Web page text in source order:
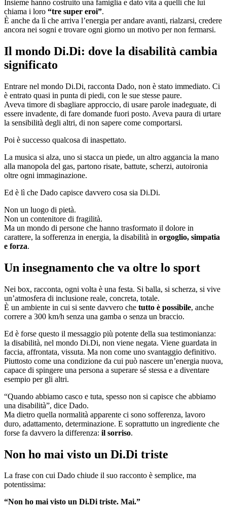
Insieme hanno costruito una famiglia e dato vita a quelli che lui
chiama i loro “tre super eroi”.
È anche da lì che arriva l’energia per andare avanti, rialzarsi, credere
ancora nei sogni e trovare ogni giorno un motivo per non fermarsi.
Il mondo Di.Di: dove la disabilità cambia
significato
Entrare nel mondo Di.Di, racconta Dado, non è stato immediato. Ci
è entrato quasi in punta di piedi, con le sue stesse paure.
Aveva timore di sbagliare approccio, di usare parole inadeguate, di
essere invadente, di fare domande fuori posto. Aveva paura di urtare
la sensibilità degli altri, di non sapere come comportarsi.
Poi è successo qualcosa di inaspettato.
La musica si alza, uno si stacca un piede, un altro aggancia la mano
alla manopola del gas, partono risate, battute, scherzi, autoironia
oltre ogni immaginazione.
Ed è lì che Dado capisce davvero cosa sia Di.Di.
Non un luogo di pietà.
Non un contenitore di fragilità.
Ma un mondo di persone che hanno trasformato il dolore in
carattere, la sofferenza in energia, la disabilità in orgoglio, simpatia
e forza.
Un insegnamento che va oltre lo sport
Nei box, racconta, ogni volta è una festa. Si balla, si scherza, si vive
un’atmosfera di inclusione reale, concreta, totale.
È un ambiente in cui si sente davvero che tutto è possibile, anche
correre a 300 km/h senza una gamba o senza un braccio.
Ed è forse questo il messaggio più potente della sua testimonianza:
la disabilità, nel mondo Di.Di, non viene negata. Viene guardata in
faccia, affrontata, vissuta. Ma non come uno svantaggio definitivo.
Piuttosto come una condizione da cui può nascere un’energia nuova,
capace di spingere una persona a superare sé stessa e a diventare
esempio per gli altri.
“Quando abbiamo casco e tuta, spesso non si capisce che abbiamo
una disabilità”, dice Dado.
Ma dietro quella normalità apparente ci sono sofferenza, lavoro
duro, adattamento, determinazione. E soprattutto un ingrediente che
forse fa davvero la differenza: il sorriso.
Non ho mai visto un Di.Di triste
La frase con cui Dado chiude il suo racconto è semplice, ma
potentissima:
“Non ho mai visto un Di.Di triste. Mai.”